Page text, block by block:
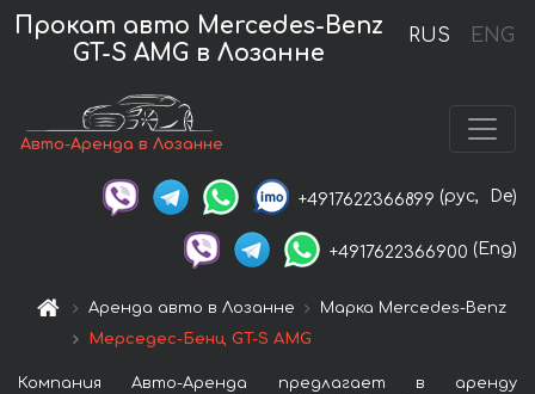
RUS ENG
Прокат авто Mercedes-Benz
GT-S AMG в Лозанне
Авто-Аренда в Лозанне
+4917622366899 (рус, De)
+4917622366900 (Eng)
Аренда авто в Лозанне
Марка Mercedes-Benz
Мерседес-Бенц GT-S AMG
Компания Авто-Аренда предлагает в аренду